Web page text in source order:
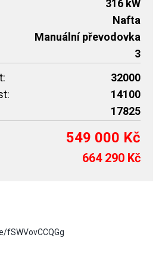
316 kW
Nafta
Manuální převodovka
3
32000
14100
17825
549 000 Kč
664 290 Kč
fSWVovCCQGg